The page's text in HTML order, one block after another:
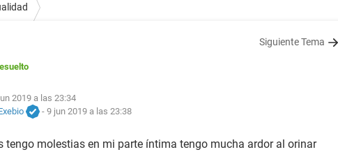
Siguiente Tema
2019 a las 23:34
- 9 jun 2019 a las 23:38
tengo molestias en mi parte íntima tengo mucha ardor al orinar